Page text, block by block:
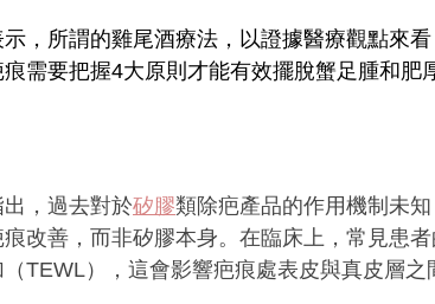
示，所謂的雞尾酒療法，以證據醫療觀點來
需要把握4大原則才能有效擺脫蟹足腫和肥
出，過去對於矽膠類除疤產品的作用機制未
改善，而非矽膠本身。在臨床上，常見患
TEWL），這會影響疤痕處表皮與真皮層之